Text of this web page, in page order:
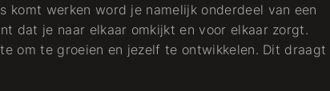
komt werken word je namelijk onderdeel van een
dat je naar elkaar omkijkt en voor elkaar zorgt.
om te groeien en jezelf te ontwikkelen. Dit draagt